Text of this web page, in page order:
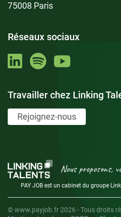
75008 Paris
Réseaux sociaux
Travailler chez Linking
Rejoignez-nous
Nous proposons,
PAY JOB est un cabinet du groupe
© www.payjob.fr 2026 - Tous droits